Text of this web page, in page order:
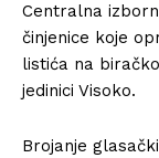
Centralna
činjenice koje
listića na
jedinici Visoko.
Brojanje